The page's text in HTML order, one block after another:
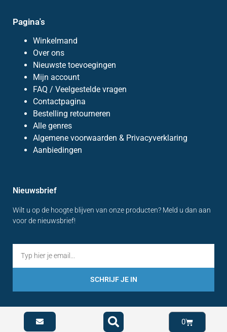
Pagina's
Winkelmand
Over ons
Nieuwste toevoegingen
Mijn account
FAQ / Veelgestelde vragen
Contactpagina
Bestelling retourneren
Alle genres
Algemene voorwaarden & Privacyverklaring
Aanbiedingen
Nieuwsbrief
Wilt u op de hoogte blijven van onze producten? Meld u dan aan
voor de nieuwsbrief!
SCHRIJF JE IN
0